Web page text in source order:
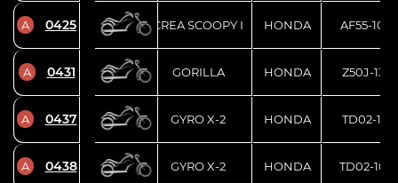
A 0425 CREA SCOOPY I HONDA AF55-
A 0431 GORILLA HONDA Z50J-1337
A 0437 GYRO X-2 HONDA TD02-1101
A 0438 GYRO X-2 HONDA TD02-